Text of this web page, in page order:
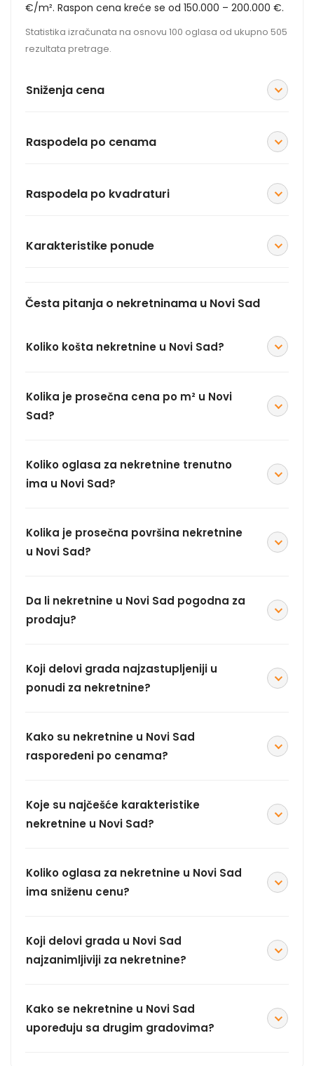
€/m². Raspon cena kreće se od 150.000 – 200.000 €.
Statistika izračunata na osnovu 100 oglasa od ukupno 505
rezultata pretrage.
Sniženja cena
Raspodela po cenama
Raspodela po kvadraturi
Karakteristike ponude
Česta pitanja o nekretninama u Novi Sad
Koliko košta nekretnine u Novi Sad?
Kolika je prosečna cena po m² u Novi
Sad?
Koliko oglasa za nekretnine trenutno
ima u Novi Sad?
Kolika je prosečna površina nekretnine
u Novi Sad?
Da li nekretnine u Novi Sad pogodna za
prodaju?
Koji delovi grada najzastupljeniji u
ponudi za nekretnine?
Kako su nekretnine u Novi Sad
raspoređeni po cenama?
Koje su najčešće karakteristike
nekretnine u Novi Sad?
Koliko oglasa za nekretnine u Novi Sad
ima sniženu cenu?
Koji delovi grada u Novi Sad
najzanimljiviji za nekretnine?
Kako se nekretnine u Novi Sad
upoređuju sa drugim gradovima?